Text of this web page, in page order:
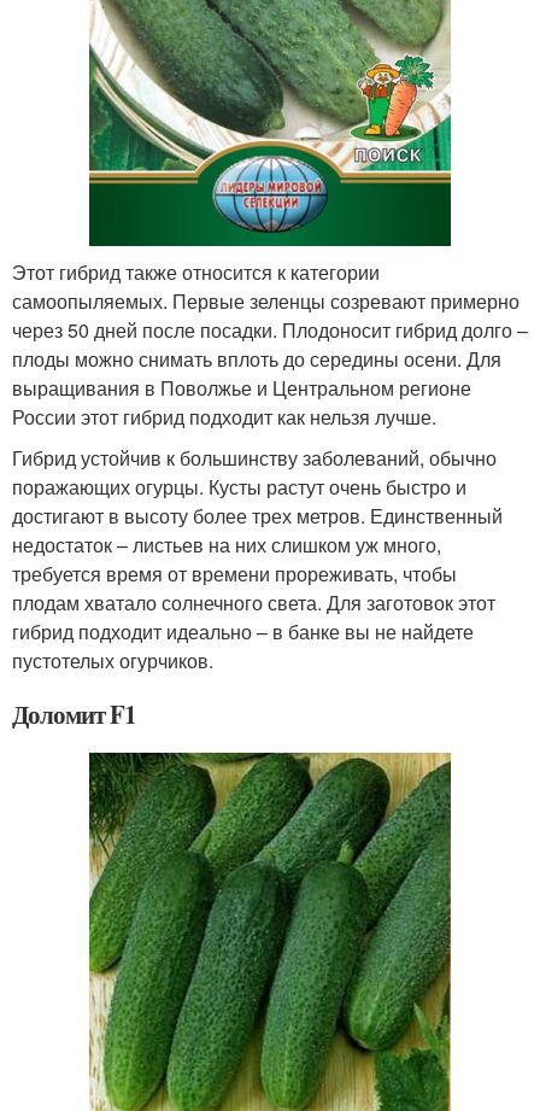
Этот гибрид также относится к категории
самоопыляемых. Первые зеленцы созревают примерно
через 50 дней после посадки. Плодоносит гибрид долго –
плоды можно снимать вплоть до середины осени. Для
выращивания в Поволжье и Центральном регионе
России этот гибрид подходит как нельзя лучше.
Гибрид устойчив к большинству заболеваний, обычно
поражающих огурцы. Кусты растут очень быстро и
достигают в высоту более трех метров. Единственный
недостаток – листьев на них слишком уж много,
требуется время от времени прореживать, чтобы
плодам хватало солнечного света. Для заготовок этот
гибрид подходит идеально – в банке вы не найдете
пустотелых огурчиков.
Доломит F1